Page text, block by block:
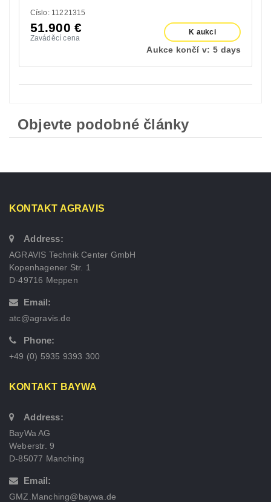
Císlo: 11221315
51.900 €
Zaváděcí cena
K aukci
Aukce končí v: 5 days
Objevte podobné články
KONTAKT AGRAVIS
Address:
AGRAVIS Technik Center GmbH
Kopenhagener Str. 1
D-49716 Meppen
Email:
atc@agravis.de
Phone:
+49 (0) 5935 9393 300
KONTAKT BAYWA
Address:
BayWa AG
Weberstr. 9
D-85077 Manching
Email:
GMZ.Manching@baywa.de